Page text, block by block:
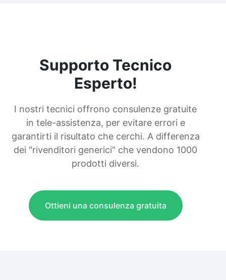
Supporto Tecnico
Esperto!
I nostri tecnici offrono consulenze gratuite
in tele-assistenza, per evitare errori e
garantirti il risultato che cerchi. A differenza
dei "rivenditori generici" che vendono 1000
prodotti diversi.
Ottieni una consulenza gratuita